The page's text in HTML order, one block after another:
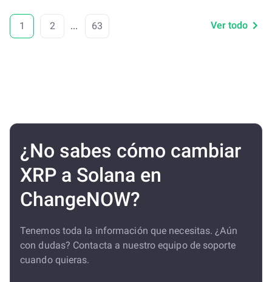
1 2 ... 63 Ver todo
¿No sabes cómo cambiar
XRP a Solana en
ChangeNOW?
Tenemos toda la información que necesitas. ¿Aún
con dudas? Contacta a nuestro equipo de soporte
cuando quieras.